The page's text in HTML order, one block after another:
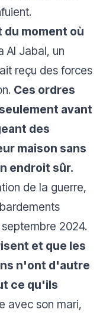
du moment où
Al Jabal, un
reçu des forces
Ces ordres
avant
des
maison sans
endroit sûr.
de la guerre,
2024.
et que les
n'ont d'autre
ce qu'ils
avec son mari,